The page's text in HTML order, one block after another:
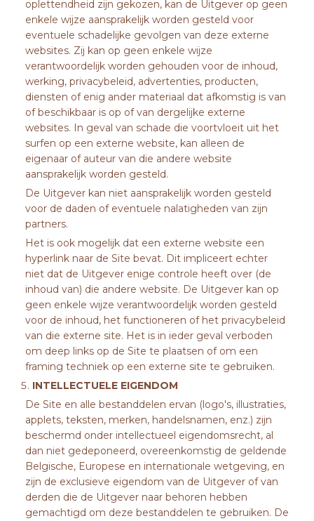
oplettendheid zijn gekozen, kan de Uitgever op geen
enkele wijze aansprakelijk worden gesteld voor
eventuele schadelijke gevolgen van deze externe
websites. Zij kan op geen enkele wijze
verantwoordelijk worden gehouden voor de inhoud,
werking, privacybeleid, advertenties, producten,
diensten of enig ander materiaal dat afkomstig is van
of beschikbaar is op of van dergelijke externe
websites. In geval van schade die voortvloeit uit het
surfen op een externe website, kan alleen de
eigenaar of auteur van die andere website
aansprakelijk worden gesteld.
De Uitgever kan niet aansprakelijk worden gesteld
voor de daden of eventuele nalatigheden van zijn
partners.
Het is ook mogelijk dat een externe website een
hyperlink naar de Site bevat. Dit impliceert echter
niet dat de Uitgever enige controle heeft over (de
inhoud van) die andere website. De Uitgever kan op
geen enkele wijze verantwoordelijk worden gesteld
voor de inhoud, het functioneren of het privacybeleid
van die externe site. Het is in ieder geval verboden
om deep links op de Site te plaatsen of om een
framing techniek op een externe site te gebruiken.
INTELLECTUELE EIGENDOM
De Site en alle bestanddelen ervan (logo's, illustraties,
applets, teksten, merken, handelsnamen, enz.) zijn
beschermd onder intellectueel eigendomsrecht, al
dan niet gedeponeerd, overeenkomstig de geldende
Belgische, Europese en internationale wetgeving, en
zijn de exclusieve eigendom van de Uitgever of van
derden die de Uitgever naar behoren hebben
gemachtigd om deze bestanddelen te gebruiken. De